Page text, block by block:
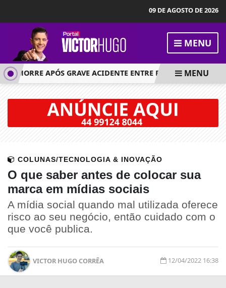
09 DE AGOSTO DE 2026
MENU
MORRE APÓS GRAVE ACIDENTE ENTRE FIORINO E MOTO
MENU
COLUNAS/TECNOLOGIA & INOVAÇÃO
O que saber antes de colocar sua
marca em mídias sociais
A mídia social quando mal utilizada oferece
risco ao seu negócio, então cuidado com o
que você publica.
VICTOR HUGO CORRÊA 12/04/2022 16:38